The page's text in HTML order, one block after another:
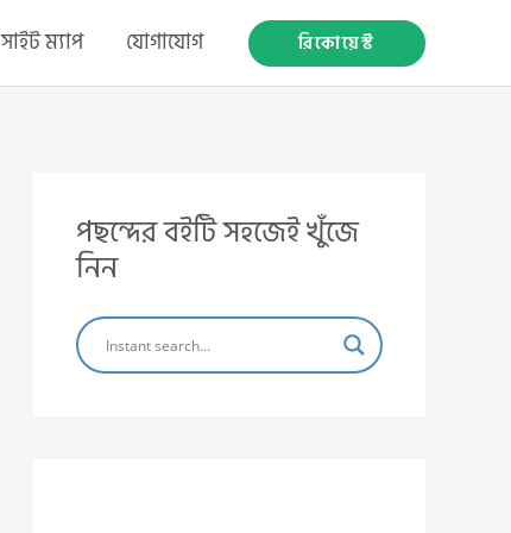
সাইট ম্যাপ যোগাযোগ রিকোয়েস্ট
পছন্দের বইটি সহজেই খুঁজে
নিন